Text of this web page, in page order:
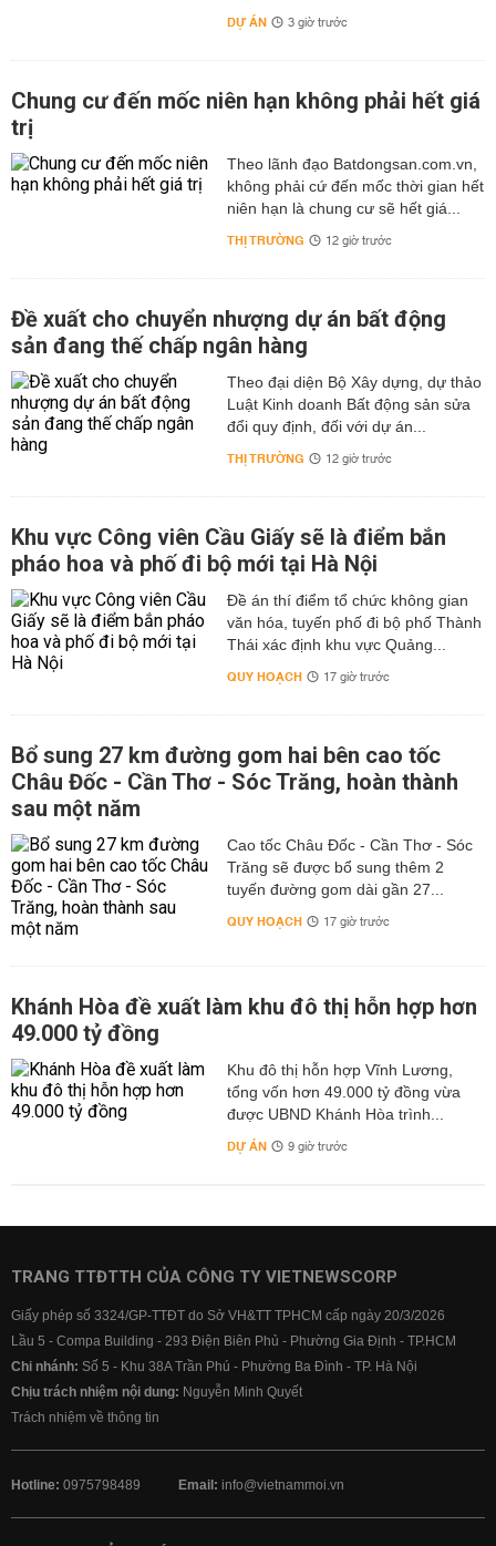
DỰ ÁN 3 giờ trước
Chung cư đến mốc niên hạn không phải hết giá
trị
Theo lãnh đạo Batdongsan.com.vn,
không phải cứ đến mốc thời gian hết
niên hạn là chung cư sẽ hết giá...
THỊ TRƯỜNG 12 giờ trước
Đề xuất cho chuyển nhượng dự án bất động
sản đang thế chấp ngân hàng
Theo đại diện Bộ Xây dựng, dự thảo
Luật Kinh doanh Bất động sản sửa
đổi quy định, đối với dự án...
THỊ TRƯỜNG 12 giờ trước
Khu vực Công viên Cầu Giấy sẽ là điểm bắn
pháo hoa và phố đi bộ mới tại Hà Nội
Đề án thí điểm tổ chức không gian
văn hóa, tuyến phố đi bộ phố Thành
Thái xác định khu vực Quảng...
QUY HOẠCH 17 giờ trước
Bổ sung 27 km đường gom hai bên cao tốc
Châu Đốc - Cần Thơ - Sóc Trăng, hoàn thành
sau một năm
Cao tốc Châu Đốc - Cần Thơ - Sóc
Trăng sẽ được bổ sung thêm 2
tuyến đường gom dài gần 27...
QUY HOẠCH 17 giờ trước
Khánh Hòa đề xuất làm khu đô thị hỗn hợp hơn
49.000 tỷ đồng
Khu đô thị hỗn hợp Vĩnh Lương,
tổng vốn hơn 49.000 tỷ đồng vừa
được UBND Khánh Hòa trình...
DỰ ÁN 9 giờ trước
TRANG TTĐTTH CỦA CÔNG TY VIETNEWSCORP
Giấy phép số 3324/GP-TTĐT do Sở VH&TT TPHCM cấp ngày 20/3/2026
Lầu 5 - Compa Building - 293 Điện Biên Phủ - Phường Gia Định - TP.HCM
Chi nhánh: Số 5 - Khu 38A Trần Phú - Phường Ba Đình - TP. Hà Nội
Chịu trách nhiệm nội dung: Nguyễn Minh Quyết
Trách nhiệm về thông tin
Hotline: 0975798489 Email: info@vietnammoi.vn